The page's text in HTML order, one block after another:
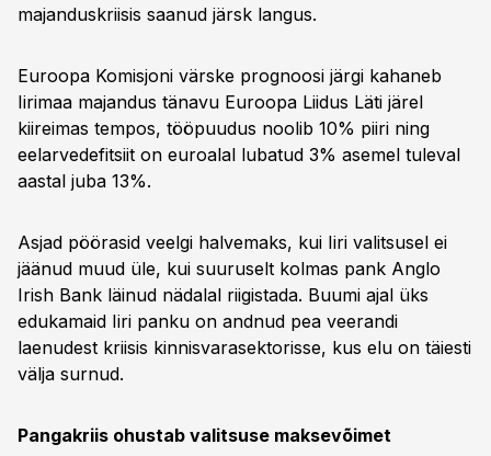
majanduskriisis saanud järsk langus.
Euroopa Komisjoni värske prognoosi järgi kahaneb
Iirimaa majandus tänavu Euroopa Liidus Läti järel
kiireimas tempos, tööpuudus noolib 10% piiri ning
eelarvedefitsiit on euroalal lubatud 3% asemel tuleval
aastal juba 13%.
Asjad pöörasid veelgi halvemaks, kui Iiri valitsusel ei
jäänud muud üle, kui suuruselt kolmas pank Anglo
Irish Bank läinud nädalal riigistada. Buumi ajal üks
edukamaid Iiri panku on andnud pea veerandi
laenudest kriisis kinnisvarasektorisse, kus elu on täiesti
välja surnud.
Pangakriis ohustab valitsuse maksevõimet